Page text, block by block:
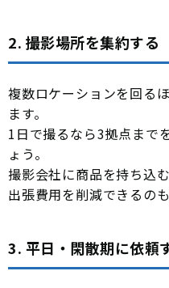
2. 撮影場所を集約する
複数ロケーションを回る
ます。
1日で撮るなら3拠点まで
ょう。
撮影会社に商品を持ち込
出張費用を削減できるの
3. 平日・閑散期に依頼